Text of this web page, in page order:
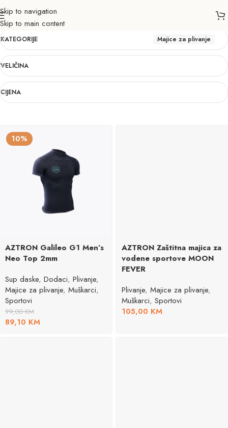
Skip to navigation
Skip to main content
Majice za plivanje
KATEGORIJE Majice za plivanje
VELIČINA
CIJENA
10%
AZTRON Galileo G1 Men’s
Neo Top 2mm
Sup daske, Dodaci, Plivanje,
Majice za plivanje, Muškarci,
Sportovi
99,00KM
89,10 KM
AZTRON Zaštitna majica za
vodene sportove MOON
FEVER
Plivanje, Majice za plivanje,
Muškarci, Sportovi
105,00 KM